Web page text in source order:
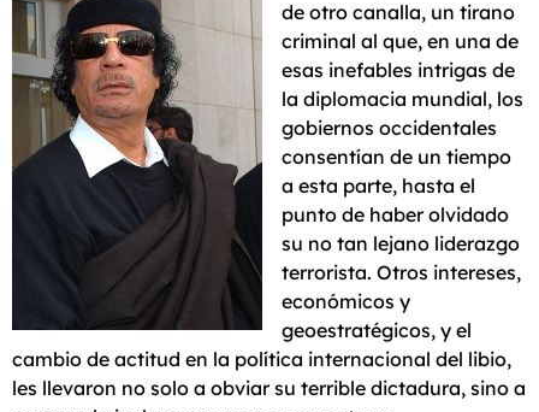
de otro canalla, un tirano
criminal al que, en una de
esas inefables intrigas de
la diplomacia mundial, los
gobiernos occidentales
consentían de un tiempo
a esta parte, hasta el
punto de haber olvidado
su no tan lejano liderazgo
terrorista. Otros intereses,
económicos y
geoestratégicos, y el
cambio de actitud en la política internacional del libio,
les llevaron no solo a obviar su terrible dictadura, sino a